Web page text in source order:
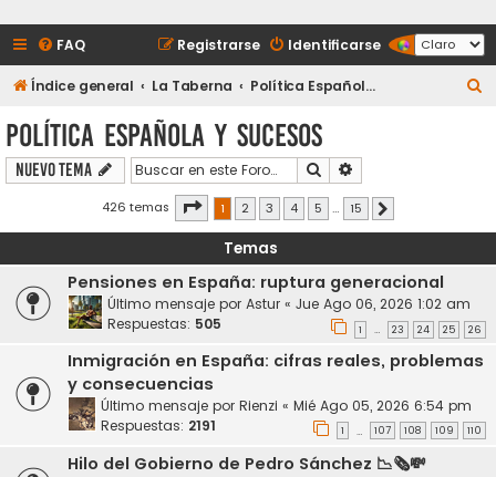
FAQ Identificarse
Registrarse
Índice general La Taberna Política Española y Sucesos
r
Política Española y Sucesos
Nuevo Tema Buscar
426 temas Página de 15
1 2 3 4 5 … 15
Temas
Pensiones en España: ruptura generacional
Último mensaje por Astur « Jue Ago 06, 2026 1:02 am
Respuestas: 505 1 … 23 24 25 26
Inmigración en España: cifras reales, problemas
y consecuencias
Último mensaje por Rienzi « Mié Ago 05, 2026 6:54 pm
Respuestas: 2191 1 … 107 108 109 110
Hilo del Gobierno de Pedro Sánchez 📉🗞️💸